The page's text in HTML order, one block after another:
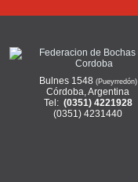
Bulnes 1548 (Pueyrredón)
Córdoba, Argentina
Tel: (0351) 4221928
(0351) 4231440